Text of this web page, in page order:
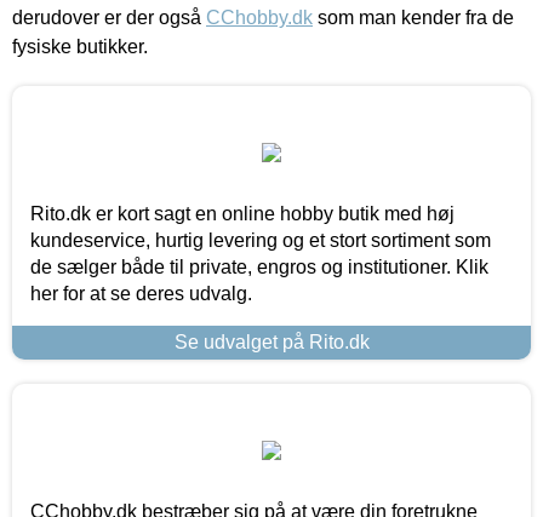
derudover er der også CChobby.dk som man kender fra de
fysiske butikker.
Rito.dk er kort sagt en online hobby butik med høj
kundeservice, hurtig levering og et stort sortiment som
de sælger både til private, engros og institutioner. Klik
her for at se deres udvalg.
Se udvalget på Rito.dk
CChobby.dk bestræber sig på at være din foretrukne